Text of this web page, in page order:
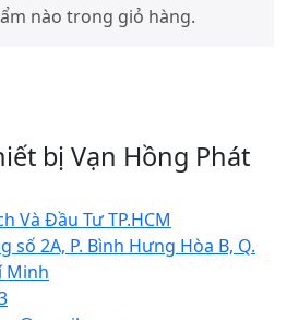
nào trong giỏ hàng.
bị Vạn Hồng Phát
Và Đầu Tư TP.HCM
số 2A, P. Bình Hưng Hòa B, Q.
Minh